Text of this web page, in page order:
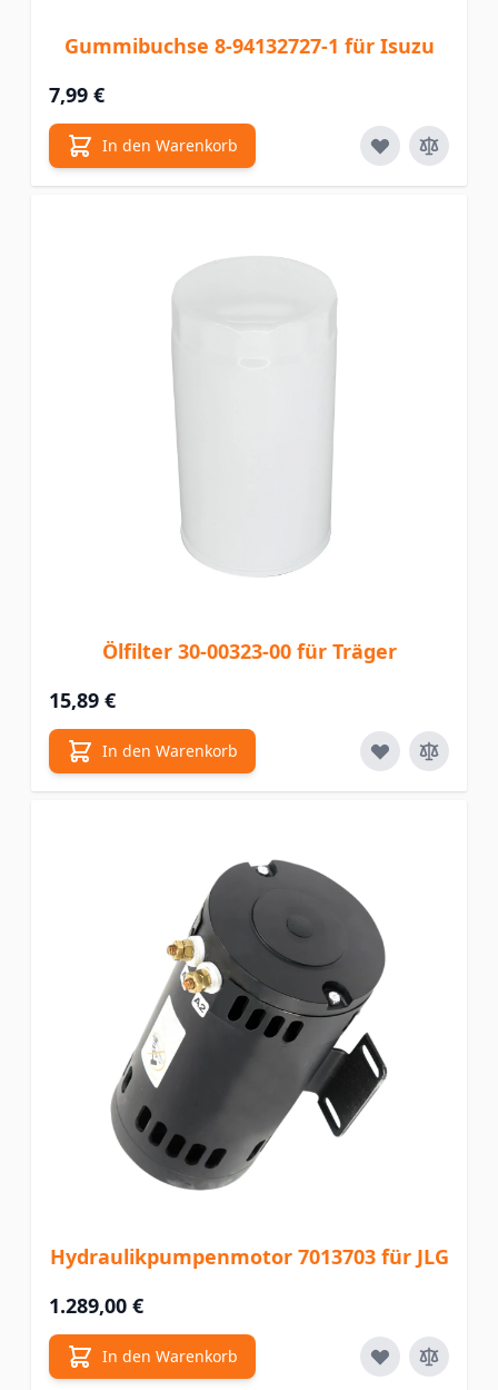
Gummibuchse 8-94132727-1 für Isuzu
7,99 €
In den Warenkorb
Ölfilter 30-00323-00 für Träger
15,89 €
In den Warenkorb
Hydraulikpumpenmotor 7013703 für JLG
1.289,00 €
In den Warenkorb